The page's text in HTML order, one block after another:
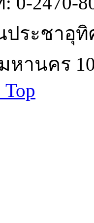
ประชาอุ
หานคร